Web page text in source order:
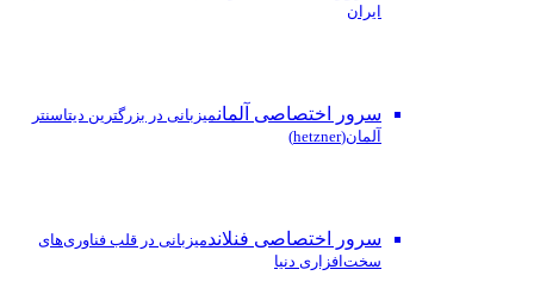
ایران
سرور اختصاصی آلمانمیزبانی در بزرگترین دیتاسنتر
آلمان(hetzner)
سرور اختصاصی فنلاندمیزبانی در قلب فناوری‌های
سخت‌افزاری دنیا